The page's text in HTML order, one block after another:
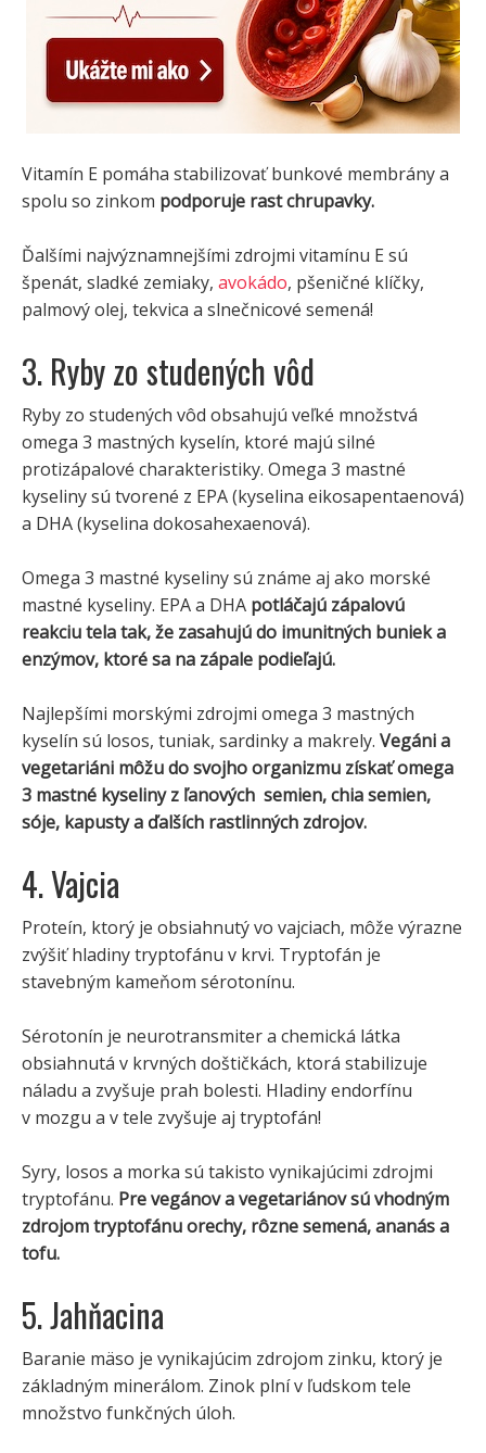
Vitamín E pomáha stabilizovať bunkové membrány a
spolu so zinkom podporuje rast chrupavky.
Ďalšími najvýznamnejšími zdrojmi vitamínu E sú
špenát, sladké zemiaky, avokádo, pšeničné klíčky,
palmový olej, tekvica a slnečnicové semená!
3. Ryby zo studených vôd
Ryby zo studených vôd obsahujú veľké množstvá
omega 3 mastných kyselín, ktoré majú silné
protizápalové charakteristiky. Omega 3 mastné
kyseliny sú tvorené z EPA (kyselina eikosapentaenová)
a DHA (kyselina dokosahexaenová).
Omega 3 mastné kyseliny sú známe aj ako morské
mastné kyseliny. EPA a DHA potláčajú zápalovú
reakciu tela tak, že zasahujú do imunitných buniek a
enzýmov, ktoré sa na zápale podieľajú.
Najlepšími morskými zdrojmi omega 3 mastných
kyselín sú losos, tuniak, sardinky a makrely. Vegáni a
vegetariáni môžu do svojho organizmu získať omega
3 mastné kyseliny z ľanových semien, chia semien,
sóje, kapusty a ďalších rastlinných zdrojov.
4. Vajcia
Proteín, ktorý je obsiahnutý vo vajciach, môže výrazne
zvýšiť hladiny tryptofánu v krvi. Tryptofán je
stavebným kameňom sérotonínu.
Sérotonín je neurotransmiter a chemická látka
obsiahnutá v krvných doštičkách, ktorá stabilizuje
náladu a zvyšuje prah bolesti. Hladiny endorfínu
v mozgu a v tele zvyšuje aj tryptofán!
Syry, losos a morka sú takisto vynikajúcimi zdrojmi
tryptofánu. Pre vegánov a vegetariánov sú vhodným
zdrojom tryptofánu orechy, rôzne semená, ananás a
tofu.
5. Jahňacina
Baranie mäso je vynikajúcim zdrojom zinku, ktorý je
základným minerálom. Zinok plní v ľudskom tele
množstvo funkčných úloh.